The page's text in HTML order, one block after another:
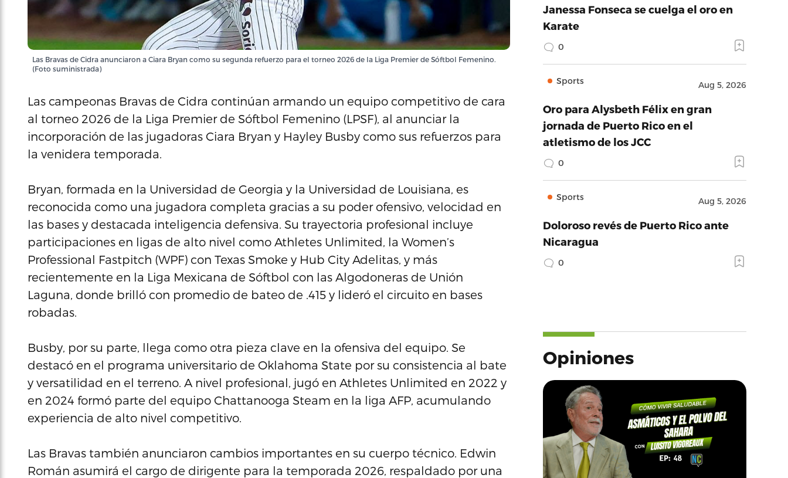
Las Bravas de Cidra anunciaron a Ciara Bryan como su segunda refuerzo para el torneo 2026 de la Liga Premier de Sóftbol Femenino.
(Foto suministrada)
Las campeonas Bravas de Cidra continúan armando un equipo competitivo de cara
al torneo 2026 de la Liga Premier de Sóftbol Femenino (LPSF), al anunciar la
incorporación de las jugadoras Ciara Bryan y Hayley Busby como sus refuerzos para
la venidera temporada.
Bryan, formada en la Universidad de Georgia y la Universidad de Louisiana, es
reconocida como una jugadora completa gracias a su poder ofensivo, velocidad en
las bases y destacada inteligencia defensiva. Su trayectoria profesional incluye
participaciones en ligas de alto nivel como Athletes Unlimited, la Women’s
Professional Fastpitch (WPF) con Texas Smoke y Hub City Adelitas, y más
recientemente en la Liga Mexicana de Sóftbol con las Algodoneras de Unión
Laguna, donde brilló con promedio de bateo de .415 y lideró el circuito en bases
robadas.
Busby, por su parte, llega como otra pieza clave en la ofensiva del equipo. Se
destacó en el programa universitario de Oklahoma State por su consistencia al bate
y versatilidad en el terreno. A nivel profesional, jugó en Athletes Unlimited en 2022 y
en 2024 formó parte del equipo Chattanooga Steam en la liga AFP, acumulando
experiencia de alto nivel competitivo.
Las Bravas también anunciaron cambios importantes en su cuerpo técnico. Edwin
Román asumirá el cargo de dirigente para la temporada 2026, respaldado por una
Janessa Fonseca se cuelga el oro en
Karate
0
Sports Aug 5, 2026
Oro para Alysbeth Félix en gran
jornada de Puerto Rico en el
atletismo de los JCC
0
Sports Aug 5, 2026
Doloroso revés de Puerto Rico ante
Nicaragua
0
Opiniones